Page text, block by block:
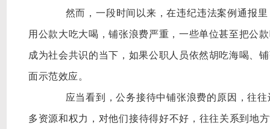
然而，一段时间以来，在违纪违法案例通报里
用公款大吃大喝，铺张浪费严重，一些单位甚至把公
成为社会共识的当下，如果公职人员依然胡吃海喝、
面示范效应。
应当看到，公务接待中铺张浪费的原因，往往
多资源和权力，对他们接待得好不好，往往关系到地